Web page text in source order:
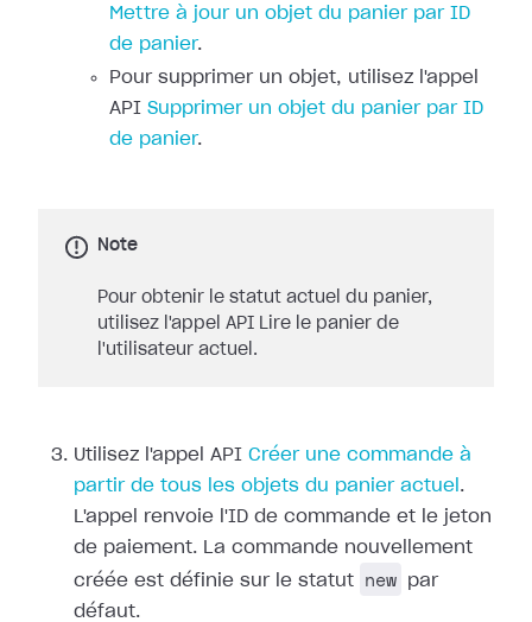
Mettre à jour un objet du panier par ID
de panier.
Pour supprimer un objet, utilisez l'appel
API Supprimer un objet du panier par ID
de panier.
Note
Pour obtenir le statut actuel du panier,
utilisez l'appel API Lire le panier de
l'utilisateur actuel.
Utilisez l'appel API Créer une commande à
partir de tous les objets du panier actuel .
L'appel renvoie l'ID de commande et le jeton
de paiement. La commande nouvellement
créée est définie sur le statut
new
par
défaut.